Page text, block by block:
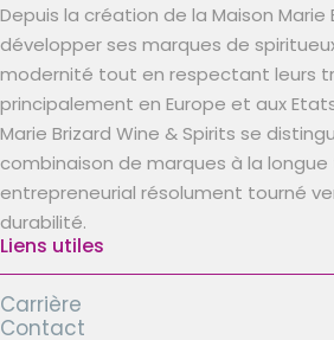
Depuis la création de la Maison Marie
développer ses marques de
modernité tout en respectant leurs
principalement en Europe et aux
Marie Brizard Wine & Spirits se
combinaison de marques à la
entrepreneurial résolument tourné
durabilité.
Liens utiles
Carrière
Contact